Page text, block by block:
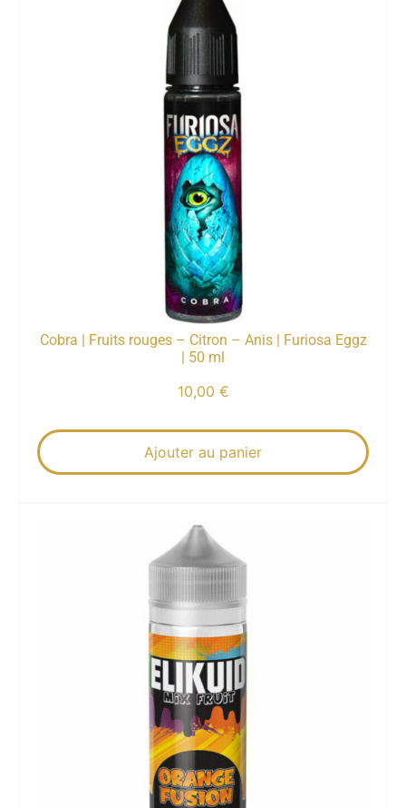
Cobra | Fruits rouges – Citron – Anis | Furiosa Eggz
| 50 ml
10,00 €
Ajouter au panier